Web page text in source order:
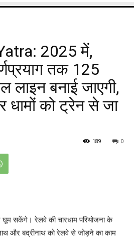
2025 में,
तक 125
लाइन बनाई जाएगी,
धामों को ट्रेन से जा
0
189
सकेंगे। रेलवे की चारधाम परियोजना के
और बद्रीनाथ को रेलवे से जोड़ने का काम